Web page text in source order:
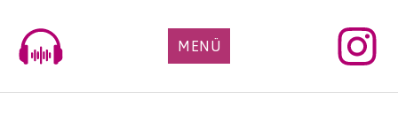
content
MENÜ